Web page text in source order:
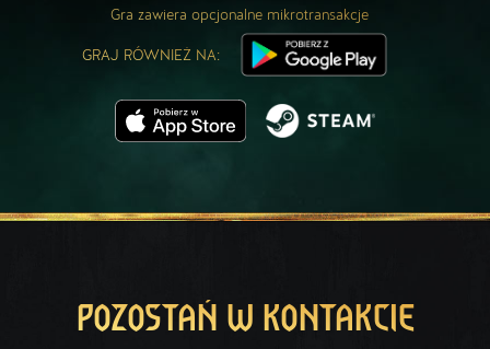
Gra zawiera opcjonalne mikrotransakcje
GRAJ RÓWNIEŻ NA:
POZOSTAŃ W KONTAKCIE